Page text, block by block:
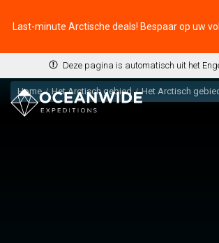
Last-minute Arctische deals! Bespaar op uw
Deze pagina is automatisch uit het
Home Het Arctisch gebied Het Arctisch